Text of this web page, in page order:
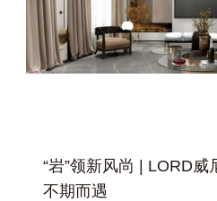
“岩”领新风尚 | LORD
不期而遇